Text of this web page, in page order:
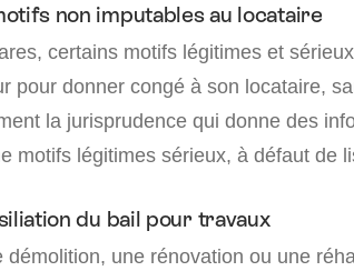
non imputables au locataire
certains motifs légitimes et
pour donner congé à son locataire,
la jurisprudence qui donne des
motifs légitimes sérieux, à défaut de
du bail pour travaux
démolition, une rénovation ou une